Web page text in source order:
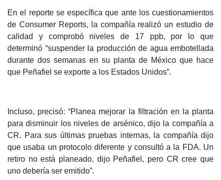
En el reporte se específica que ante los cuestionamientos
de Consumer Reports, la compañía realizó un estudio de
calidad y comprobó niveles de 17 ppb, por lo que
determinó “suspender la producción de agua embotellada
durante dos semanas en su planta de México que hace
que Peñafiel se exporte a los Estados Unidos”.
Incluso, precisó: “Planea mejorar la filtración en la planta
para disminuir los niveles de arsénico, dijo la compañía a
CR. Para sus últimas pruebas internas, la compañía dijo
que usaba un protocolo diferente y consultó a la FDA. Un
retiro no está planeado, dijo Peñafiel, pero CR cree que
uno debería ser emitido”.